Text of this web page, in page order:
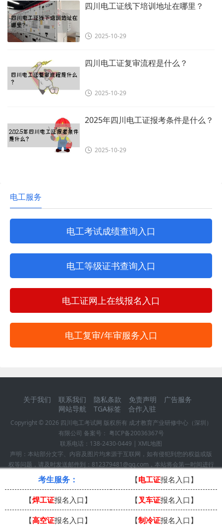
四川电工证线下培训地址在哪里？
2025-10-29
四川电工证复审流程是什么？
2025-10-29
2025年四川电工证报考条件是什么？
2025-10-29
电工服务
电工考试成绩查询入口
电工等级证书查询入口
电工证网上在线报名入口
电工复审/年审服务入口
关于我们 联系我们 隐私条款 免责声明
广告服务
网站导航
TGA标签 合作入驻
Copyright © 2026 四川电工考试网 版权所有 成才教育产业研修中心（深圳）
有限公司 备案号： 粤ICP备20036367号
联系电话： 138-2430-0449 | XML地图
声明：本站部分文字、内容及图片均来源于互联网，如有侵犯到您的权益或版
权等问题，请及时发送邮件到：812379481@qq.com，本站将会第一时间进行
确认并作删除处理！
考生服务： 【电工证报名入口】
【焊工证报名入口】 【叉车证报名入口】
【高空证报名入口】 【制冷证报名入口】